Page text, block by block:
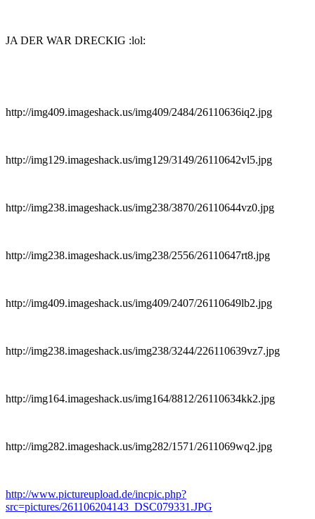
JA DER WAR DRECKIG :lol:
http://img409.imageshack.us/img409/2484/26110636iq2.jpg
http://img129.imageshack.us/img129/3149/26110642vl5.jpg
http://img238.imageshack.us/img238/3870/26110644vz0.jpg
http://img238.imageshack.us/img238/2556/26110647rt8.jpg
http://img409.imageshack.us/img409/2407/26110649lb2.jpg
http://img238.imageshack.us/img238/3244/226110639vz7.jpg
http://img164.imageshack.us/img164/8812/26110634kk2.jpg
http://img282.imageshack.us/img282/1571/2611069wq2.jpg
http://www.pictureupload.de/incpic.php?
src=pictures/261106204143_DSC079331.JPG